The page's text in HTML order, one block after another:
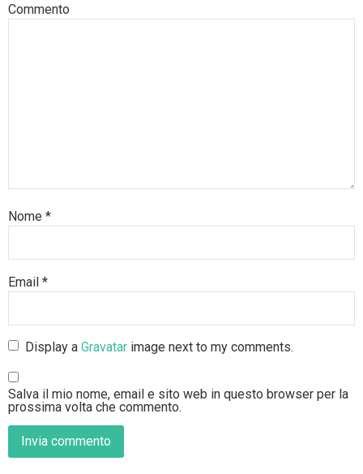
Commento
Nome *
Email *
Display aGravatar image next to my comments.
Salva il mio nome, email e sito web in questo browser per la
prossima volta che commento.